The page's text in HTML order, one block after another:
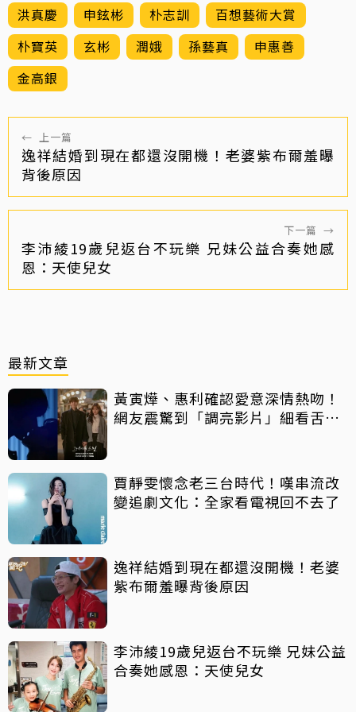
洪真慶 申鉉彬 朴志訓
百想藝術大賞
朴寶英
玄彬 潤娥 孫藝真
申惠善
金高銀
← 上一篇
逸祥結婚到現在都還沒開機！老婆紫布爾羞曝
背後原因
下一篇 →
李沛綾19歲兒返台不玩樂 兄妹公益合奏她感
恩：天使兒女
最新文章
黃寅燁、惠利確認愛意深情熱吻！
網友震驚到「調亮影片」細看舌吻
賈靜雯懷念老三台時代！嘆串流改
變追劇文化：全家看電視回不去了
逸祥結婚到現在都還沒開機！老婆
紫布爾羞曝背後原因
李沛綾19歲兒返台不玩樂 兄妹公益
合奏她感恩：天使兒女